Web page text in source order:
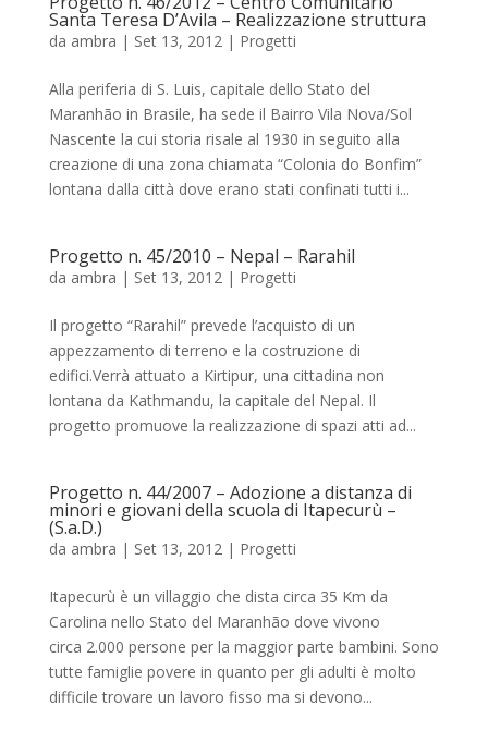
Santa Teresa D’Avila – Realizzazione struttura
da ambra | Set 13, 2012| Progetti
Alla periferia di S. Luis, capitale dello Stato del
Maranhão in Brasile, ha sede il Bairro Vila Nova/Sol
Nascente la cui storia risale al 1930 in seguito alla
creazione di una zona chiamata “Colonia do Bonfim”
lontana dalla città dove erano stati confinati tutti i...
Progetto n. 45/2010 – Nepal – Rarahil
da ambra | Set 13, 2012| Progetti
Il progetto “Rarahil” prevede l’acquisto di un
appezzamento di terreno e la costruzione di
edifici.Verrà attuato a Kirtipur, una cittadina non
lontana da Kathmandu, la capitale del Nepal. Il
progetto promuove la realizzazione di spazi atti ad...
Progetto n. 44/2007 – Adozione a distanza di
minori e giovani della scuola di Itapecurù –
(S.a.D.)
da ambra | Set 13, 2012| Progetti
Itapecurù è un villaggio che dista circa 35 Km da
Carolina nello Stato del Maranhão dove vivono
circa 2.000 persone per la maggior parte bambini. Sono
tutte famiglie povere in quanto per gli adulti è molto
difficile trovare un lavoro fisso ma si devono...